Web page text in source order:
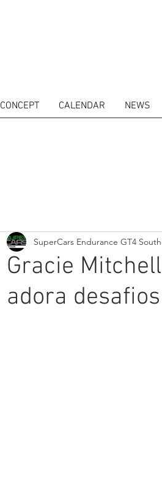
CONCEPT CALENDAR NEWS
Gracie
adora desafios
SuperCars Endurance GT4 South